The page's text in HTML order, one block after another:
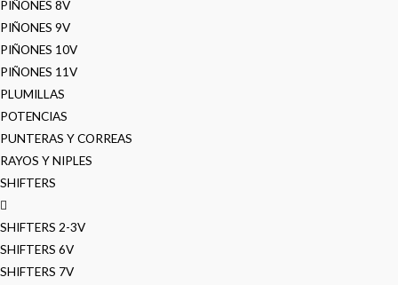
PIÑONES 8V
PIÑONES 9V
PIÑONES 10V
PIÑONES 11V
PLUMILLAS
POTENCIAS
PUNTERAS Y CORREAS
RAYOS Y NIPLES
SHIFTERS
SHIFTERS 2-3V
SHIFTERS 6V
SHIFTERS 7V